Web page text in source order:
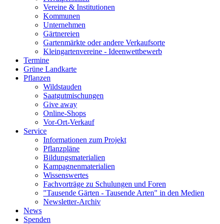
Vereine & Institutionen
Kommunen
Unternehmen
Gärtnereien
Gartenmärkte oder andere Verkaufsorte
Kleingartenvereine - Ideenwettbewerb
Termine
Grüne Landkarte
Pflanzen
Wildstauden
Saatgutmischungen
Give away
Online-Shops
Vor-Ort-Verkauf
Service
Informationen zum Projekt
Pflanzpläne
Bildungsmaterialien
Kampagnenmaterialien
Wissenswertes
Fachvorträge zu Schulungen und Foren
"Tausende Gärten - Tausende Arten" in den Medien
Newsletter-Archiv
News
Spenden